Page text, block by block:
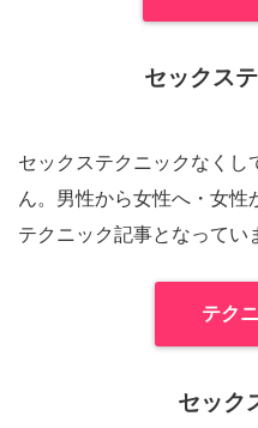
セックス
セックステクニックなくし
ん。男性から女性へ・女
テクニック記事となってい
テク
セック